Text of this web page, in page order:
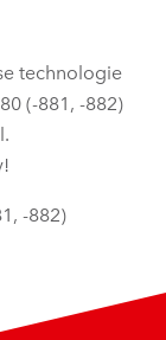
technologie
(-881, -882)
-882)